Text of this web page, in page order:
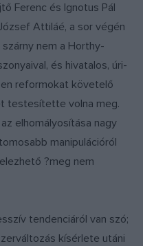
Ferenc és Ignotus Pál
Attiláé, a sor végén
nem a Horthy-
és hivatalos, úri-
reformokat követelő
testesítette volna meg.
elhomályosítása nagy
manipulációról
?meg nem
tendenciáról van szó;
kísérlete utáni